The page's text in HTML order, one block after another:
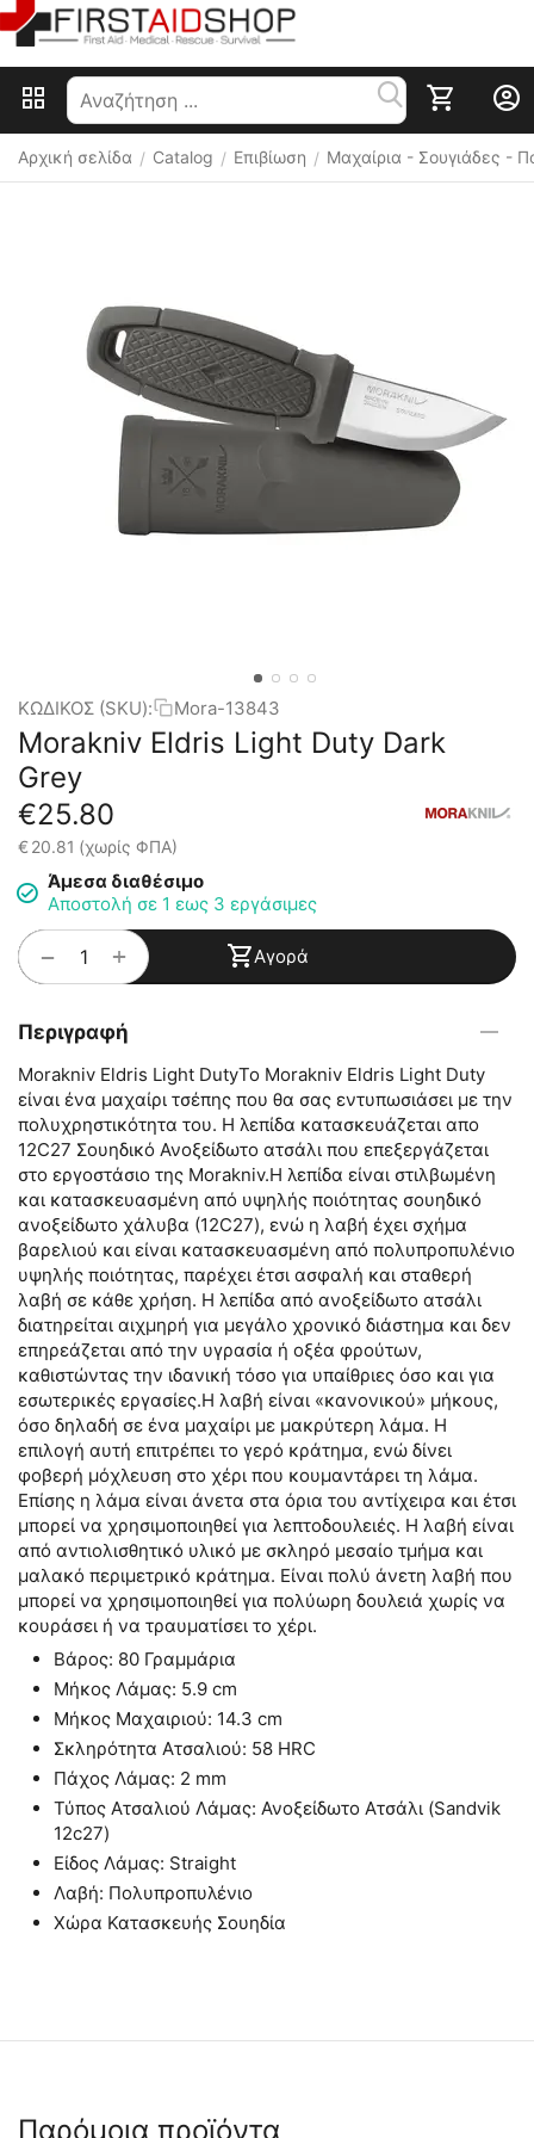
Αρχική σελίδα / Catalog / Επιβίωση / Μαχαίρια - Σουγιάδες -
ΚΩΔΙΚΟΣ (SKU): Mora-13843
Morakniv Eldris Light Duty Dark
Grey
€25.80
€20.81 (χωρίς ΦΠΑ)
Άμεσα διαθέσιμο
Αποστολή σε 1 εως 3 εργάσιμες
+
− Αγορά
Περιγραφή
Morakniv Eldris Light DutyΤο Morakniv Eldris Light Duty
είναι ένα μαχαίρι τσέπης που θα σας εντυπωσιάσει με την
πολυχρηστικότητα του. H λεπίδα κατασκευάζεται απο
12C27 Σουηδικό Ανοξείδωτο ατσάλι που επεξεργάζεται
στο εργοστάσιο της Morakniv.Η λεπίδα είναι στιλβωμένη
και κατασκευασμένη από υψηλής ποιότητας σουηδικό
ανοξείδωτο χάλυβα (12C27), ενώ η λαβή έχει σχήμα
βαρελιού και είναι κατασκευασμένη από πολυπροπυλένιο
υψηλής ποιότητας, παρέχει έτσι ασφαλή και σταθερή
λαβή σε κάθε χρήση. Η λεπίδα από ανοξείδωτο ατσάλι
διατηρείται αιχμηρή για μεγάλο χρονικό διάστημα και δεν
επηρεάζεται από την υγρασία ή οξέα φρούτων,
καθιστώντας την ιδανική τόσο για υπαίθριες όσο και για
εσωτερικές εργασίες.Η λαβή είναι «κανονικού» μήκους,
όσο δηλαδή σε ένα μαχαίρι με μακρύτερη λάμα. Η
επιλογή αυτή επιτρέπει το γερό κράτημα, ενώ δίνει
φοβερή μόχλευση στο χέρι που κουμαντάρει τη λάμα.
Επίσης η λάμα είναι άνετα στα όρια του αντίχειρα και έτσι
μπορεί να χρησιμοποιηθεί για λεπτοδουλειές. Η λαβή είναι
από αντιολισθητικό υλικό με σκληρό μεσαίο τμήμα και
μαλακό περιμετρικό κράτημα. Είναι πολύ άνετη λαβή που
μπορεί να χρησιμοποιηθεί για πολύωρη δουλειά χωρίς να
κουράσει ή να τραυματίσει το χέρι.
Βάρος: 80 Γραμμάρια
Μήκος Λάμας: 5.9 cm
Μήκος Μαχαιριού: 14.3 cm
Σκληρότητα Ατσαλιού: 58 HRC
Πάχος Λάμας: 2 mm
Τύπος Ατσαλιού Λάμας: Ανοξείδωτο Ατσάλι (Sandvik
12c27)
Είδος Λάμας: Straight
Λαβή: Πολυπροπυλένιο
Χώρα Κατασκευής Σουηδία
Παρόμοια προϊόντα